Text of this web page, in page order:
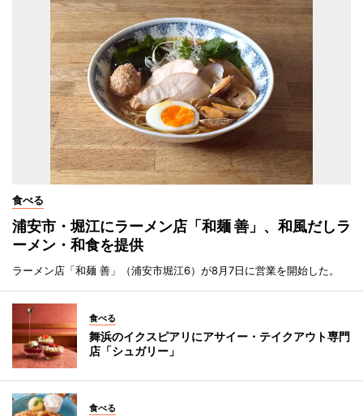
食べる
浦安市・堀江にラーメン店「和麺 善」、和風だしラ
ーメン・和食を提供
ラーメン店「和麺 善」（浦安市堀江6）が8月7日に営業を開始した。
食べる
舞浜のイクスピアリにアサイー・テイクアウト専門
店「シュガリー」
食べる